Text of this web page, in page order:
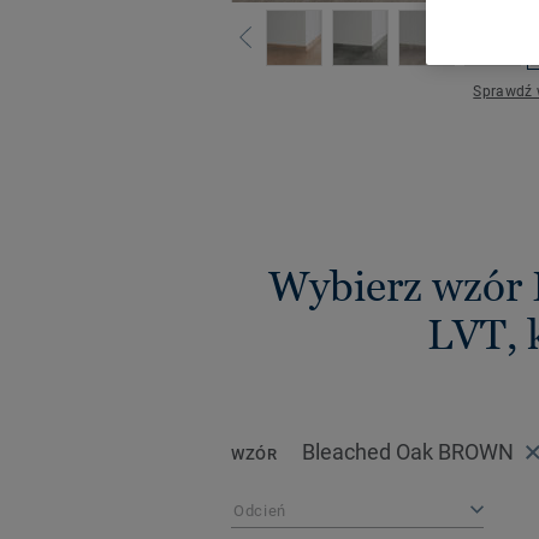
Sprawdź
Wybierz wzór
LVT,
WZÓR Bleached Oak BROWN
Odcień